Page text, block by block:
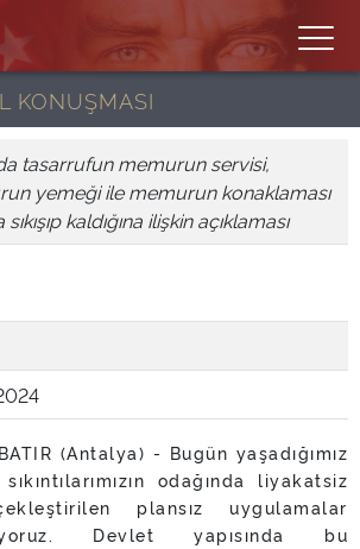
KONUŞMASI
tasarrufun memurun servisi,
yemeği ile memurun konaklaması
sıkışıp kaldığına ilişkin açıklaması
(Antalya) - Bugün yaşadığımız
odağında liyakatsiz
plansız uygulamalar
Devlet yapısında bu